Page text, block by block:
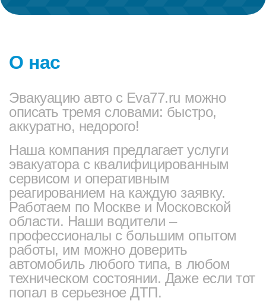
О нас
Эвакуацию авто с Eva77.ru можно
описать тремя словами: быстро,
аккуратно, недорого!
Наша компания предлагает услуги
эвакуатора с квалифицированным
сервисом и оперативным
реагированием на каждую заявку.
Работаем по Москве и Московской
области. Наши водители –
профессионалы с большим опытом
работы, им можно доверить
автомобиль любого типа, в любом
техническом состоянии. Даже если тот
попал в серьезное ДТП.